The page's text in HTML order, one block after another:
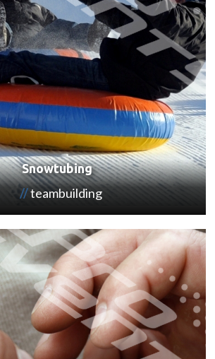
Snowtubing
teambuilding